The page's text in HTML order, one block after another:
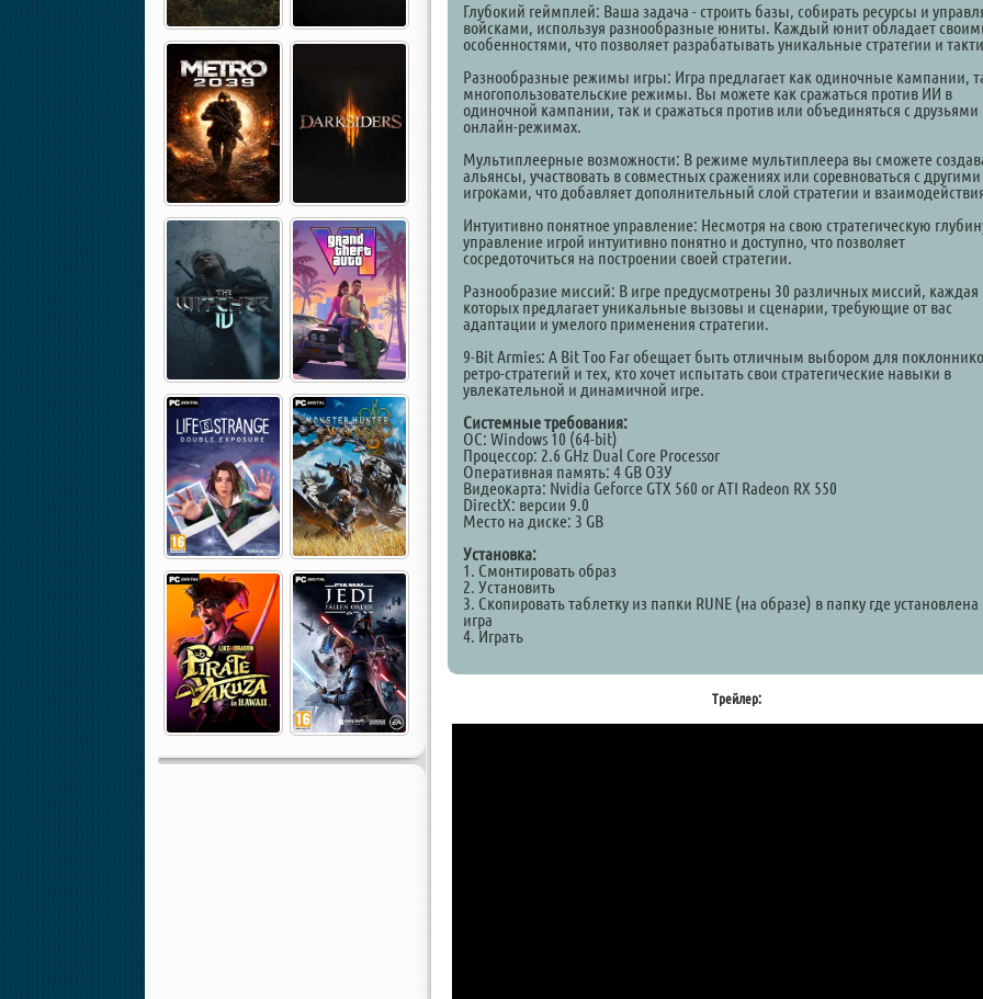
Глубокий геймплей: Ваша задача - строить базы, собирать ресурсы и
войсками, используя разнообразные юниты. Каждый юнит обладает
особенностями, что позволяет разрабатывать уникальные стратегии и
Разнообразные режимы игры: Игра предлагает как одиночные кампании,
многопользовательские режимы. Вы можете как сражаться против ИИ в
одиночной кампании, так и сражаться против или объединяться с друзьями
онлайн-режимах.
Мультиплеерные возможности: В режиме мультиплеера вы сможете
альянсы, участвовать в совместных сражениях или соревноваться с другими
игроками, что добавляет дополнительный слой стратегии и
Интуитивно понятное управление: Несмотря на свою стратегическую
управление игрой интуитивно понятно и доступно, что позволяет
сосредоточиться на построении своей стратегии.
Разнообразие миссий: В игре предусмотрены 30 различных миссий, каждая
которых предлагает уникальные вызовы и сценарии, требующие от вас
адаптации и умелого применения стратегии.
9-Bit Armies: A Bit Too Far обещает быть отличным выбором для
ретро-стратегий и тех, кто хочет испытать свои стратегические навыки в
увлекательной и динамичной игре.
Системные требования:
ОС: Windows 10 (64-bit)
Процессор: 2.6 GHz Dual Core Processor
Оперативная память: 4 GB ОЗУ
Видеокарта: Nvidia Geforce GTX 560 or ATI Radeon RX 550
DirectX: версии 9.0
Место на диске: 3 GB
Установка:
1. Смонтировать образ
2. Установить
3. Скопировать таблетку из папки RUNE (на образе) в папку где установлена
игра
4. Играть
Трейлер: